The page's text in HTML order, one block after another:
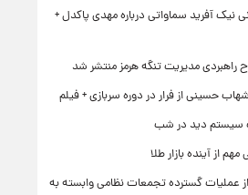
نیک آفرید سماواتی درباره مهدی پاکدل +
راهبردی مدیریت تنگه هرمز منتشر شد
حسینی از فرار در دوره سربازی + فیلم
سیستم دید در شب
از آینده بازار طلا
عملیات گسترده تجمعات نظامی وابسته به